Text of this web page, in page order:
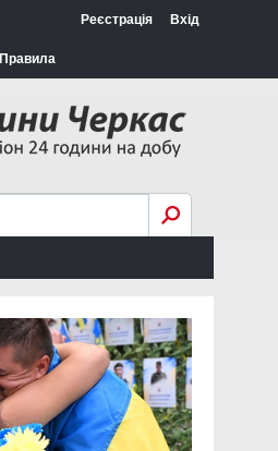
Правила
Реєстрація Вхід